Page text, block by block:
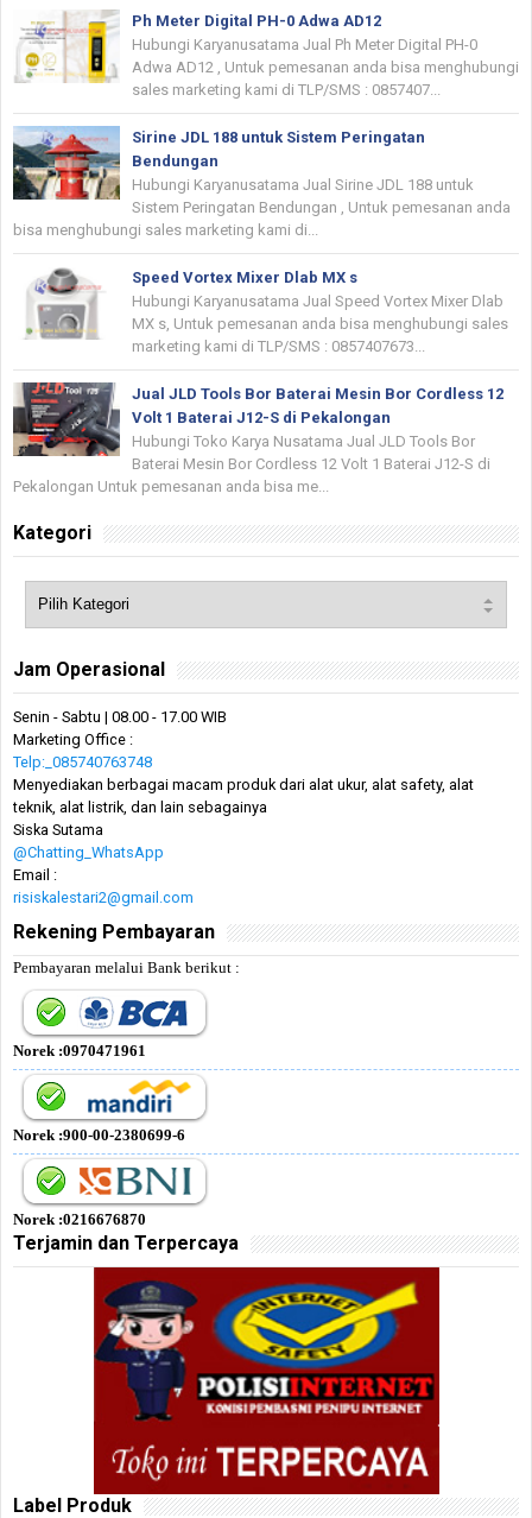
Ph Meter Digital PH-0 Adwa AD12
Hubungi Karyanusatama Jual Ph Meter Digital PH-0
Adwa AD12 , Untuk pemesanan anda bisa menghubungi
sales marketing kami di TLP/SMS : 0857407...
Sirine JDL 188 untuk Sistem Peringatan
Bendungan
Hubungi Karyanusatama Jual Sirine JDL 188 untuk
Sistem Peringatan Bendungan , Untuk pemesanan anda
bisa menghubungi sales marketing kami di...
Speed Vortex Mixer Dlab MX s
Hubungi Karyanusatama Jual Speed Vortex Mixer Dlab
MX s, Untuk pemesanan anda bisa menghubungi sales
marketing kami di TLP/SMS : 0857407673...
Jual JLD Tools Bor Baterai Mesin Bor Cordless 12
Volt 1 Baterai J12-S di Pekalongan
Hubungi Toko Karya Nusatama Jual JLD Tools Bor
Baterai Mesin Bor Cordless 12 Volt 1 Baterai J12-S di
Pekalongan Untuk pemesanan anda bisa me...
Kategori
Jam Operasional
Senin - Sabtu | 08.00 - 17.00 WIB
Marketing Office :
Telp:_085740763748
Menyediakan berbagai macam produk dari alat ukur, alat safety, alat
teknik, alat listrik, dan lain sebagainya
Siska Sutama
@Chatting_WhatsApp
Email :
risiskalestari2@gmail.com
Rekening Pembayaran
Pembayaran melalui Bank berikut :
Norek :0970471961
Norek :900-00-2380699-6
Norek :0216676870
Terjamin dan Terpercaya
Label Produk